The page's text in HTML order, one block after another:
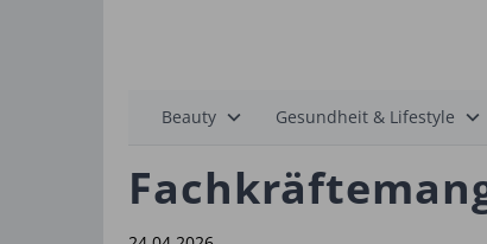
Hauptnavigation
Beauty Gesundheit & Lifestyle